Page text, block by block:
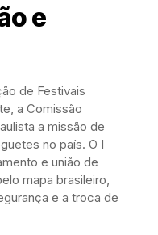
e
de Festivais
a Comissão
a missão de
no país. O I
e união de
mapa brasileiro,
e a troca de